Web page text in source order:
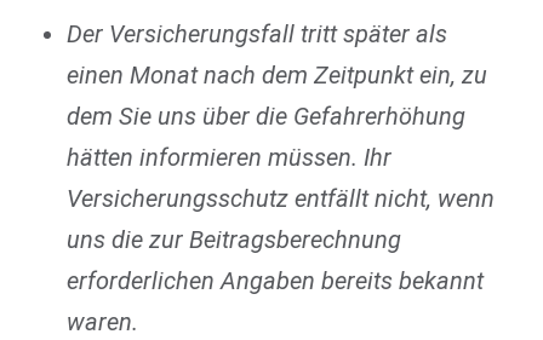
Der Versicherungsfall tritt später als
einen Monat nach dem Zeitpunkt ein, zu
dem Sie uns über die Gefahrerhöhung
hätten informieren müssen. Ihr
Versicherungsschutz entfällt nicht, wenn
uns die zur Beitragsberechnung
erforderlichen Angaben bereits bekannt
waren.